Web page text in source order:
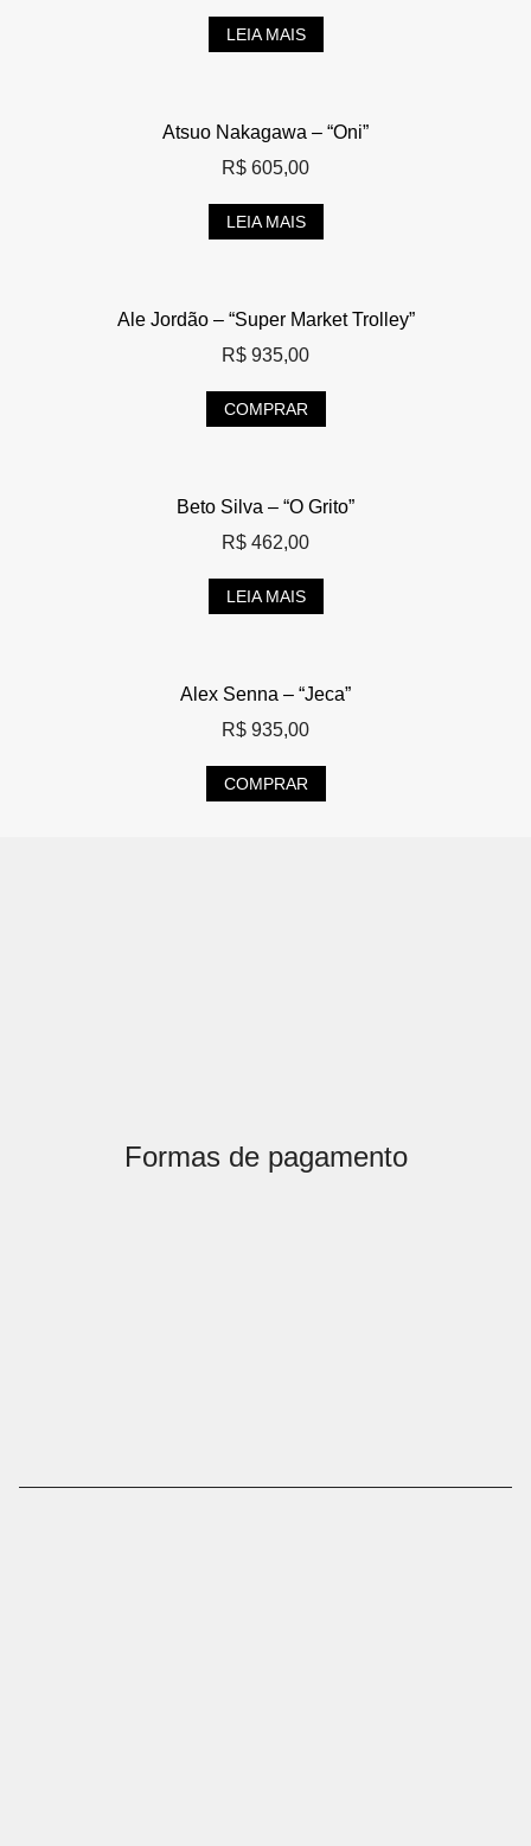
LEIA MAIS
Atsuo Nakagawa – “Oni”
R$ 605,00
LEIA MAIS
Ale Jordão – “Super Market Trolley”
R$ 935,00
COMPRAR
Beto Silva – “O Grito”
R$ 462,00
LEIA MAIS
Alex Senna – “Jeca”
R$ 935,00
COMPRAR
Formas de pagamento